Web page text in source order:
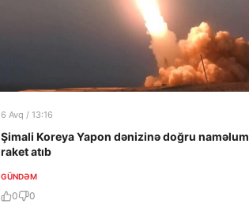
6 Avq / 13:16
Şimali Koreya Yapon dənizinə doğru naməlum
raket atıb
GÜNDƏM
0 0